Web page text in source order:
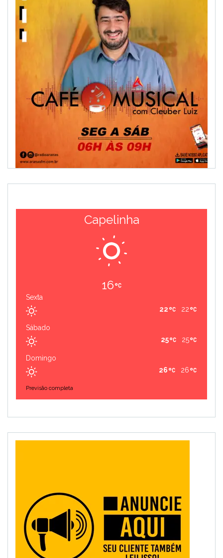
Capelinha
16
Sexta
22
22
Sábado
25
25
Domingo
26
26
Previsão completa